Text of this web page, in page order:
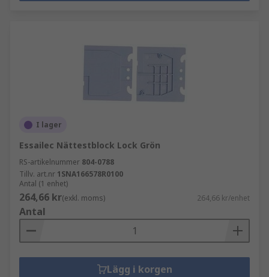
I lager
Essailec Nättestblock Lock Grön
RS-artikelnummer 804-0788
Tillv. art.nr 1SNA166578R0100
Antal (1 enhet)
264,66 kr(exkl. moms) 264,66 kr/enhet
Antal
Lägg i korgen